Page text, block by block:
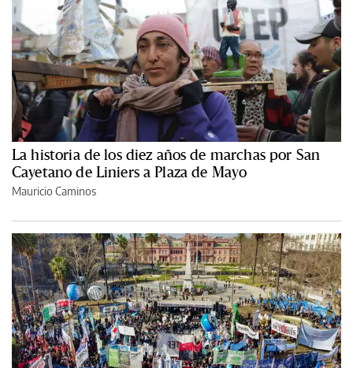
La historia de los diez años de marchas por San
Cayetano de Liniers a Plaza de Mayo
Mauricio Caminos